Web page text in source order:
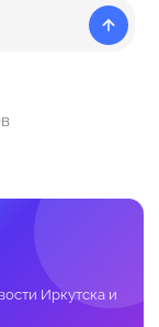
Иркутска и